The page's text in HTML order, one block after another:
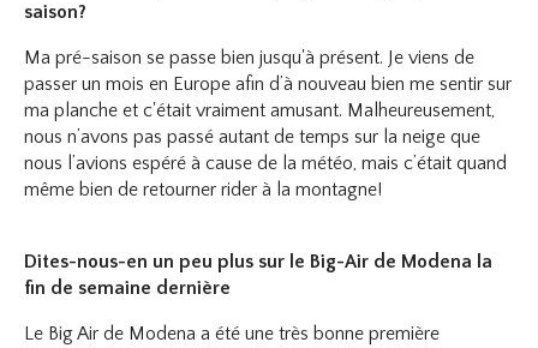
saison?
Ma pré-saison se passe bien jusqu'à présent. Je viens de
passer un mois en Europe afin d’à nouveau bien me sentir sur
ma planche et c'était vraiment amusant. Malheureusement,
nous n’avons pas passé autant de temps sur la neige que
nous l’avions espéré à cause de la météo, mais c’était quand
même bien de retourner rider à la montagne!
Dites-nous-en un peu plus sur le Big-Air de Modena la
fin de semaine dernière​
Le Big Air de Modena a été une très bonne première